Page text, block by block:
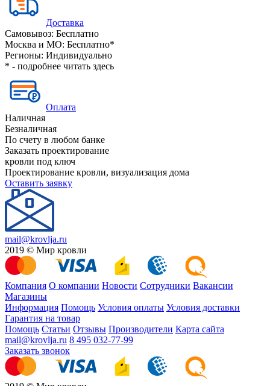
Доставка
Самовывоз: Бесплатно
Москва и МО: Бесплатно*
Регионы: Индивидуально
* - подробнее читать здесь
Оплата
Наличная
Безналичная
По счету в любом банке
Заказать проектирование
кровли под ключ
Проектирование кровли, визуализация дома
Оставить заявку
mail@krovlja.ru
2019 © Мир кровли
Компания О компании Новости Сотрудники Вакансии
Магазины
Информация Помощь Условия оплаты Условия доставки
Гарантия на товар
Помощь Статьи Отзывы Производители Карта сайта
mail@krovlja.ru 8 495 032-77-99
Заказать звонок